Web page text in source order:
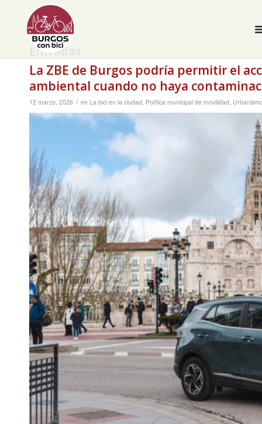
Entradas
La ZBE de Burgos podría permitir el
ambiental cuando no haya
12 marzo, 2026 / en La bici en la ciudad, Política municipal de movilidad,